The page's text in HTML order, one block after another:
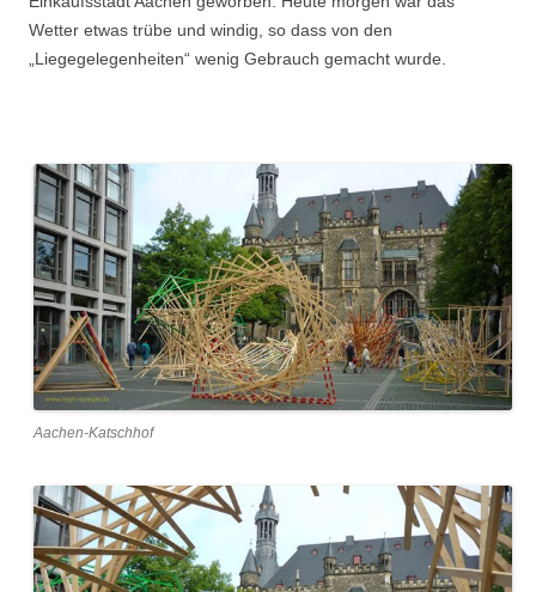
Wetter etwas trübe und windig, so dass von den
„Liegegelegenheiten“ wenig Gebrauch gemacht wurde.
Aachen-Katschhof